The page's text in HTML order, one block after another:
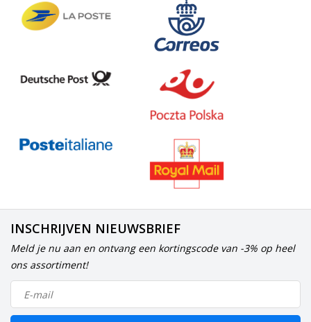
INSCHRIJVEN NIEUWSBRIEF
Meld je nu aan en ontvang een kortingscode van -3% op heel
ons assortiment!